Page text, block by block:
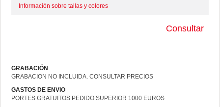
Información sobre tallas y colores
Consultar
GRABACIÓN
GRABACION NO INCLUIDA. CONSULTAR PRECIOS
GASTOS DE ENVIO
PORTES GRATUITOS PEDIDO SUPERIOR 1000 EUROS